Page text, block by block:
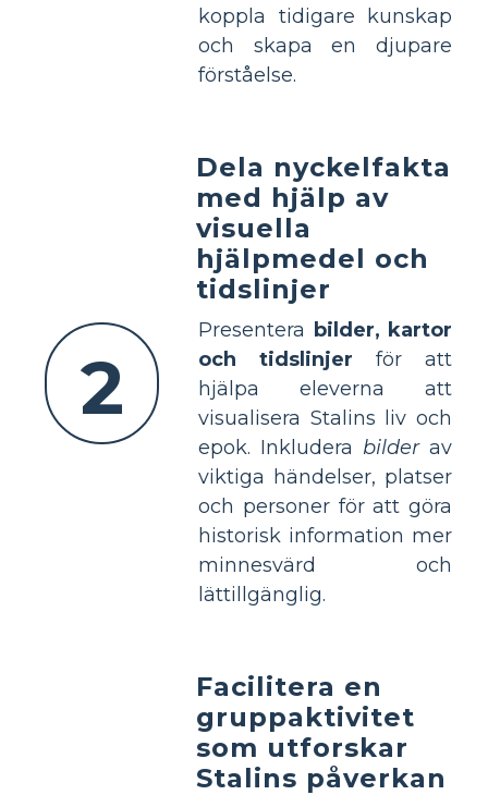
koppla tidigare kunskap
och skapa en djupare
förståelse.
2
Dela nyckelfakta
med hjälp av
visuella
hjälpmedel och
tidslinjer
Presentera bilder, kartor
och tidslinjer för att
hjälpa eleverna att
visualisera Stalins liv och
epok. Inkludera bilderav
viktiga händelser, platser
och personer för att göra
historisk information mer
minnesvärd och
lättillgänglig.
Facilitera en
gruppaktivitet
som utforskar
Stalins påverkan